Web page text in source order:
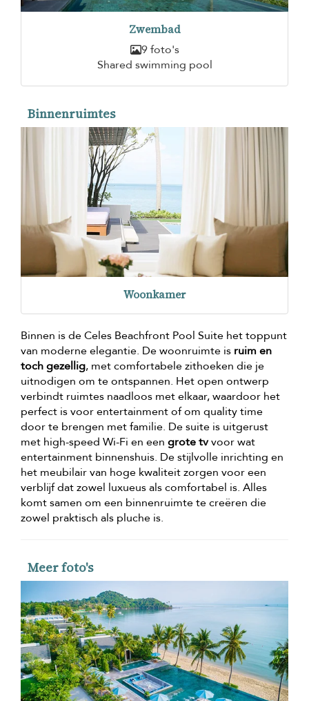
Zwembad
9 foto's
Shared swimming pool
Binnenruimtes
Woonkamer
Binnen is de Celes Beachfront Pool Suite het toppunt
van moderne elegantie. De woonruimte is ruim en
toch gezellig, met comfortabele zithoeken die je
uitnodigen om te ontspannen. Het open ontwerp
verbindt ruimtes naadloos met elkaar, waardoor het
perfect is voor entertainment of om quality time
door te brengen met familie. De suite is uitgerust
met high-speed Wi-Fi en een grote tvvoor wat
entertainment binnenshuis. De stijlvolle inrichting en
het meubilair van hoge kwaliteit zorgen voor een
verblijf dat zowel luxueus als comfortabel is. Alles
komt samen om een binnenruimte te creëren die
zowel praktisch als pluche is.
Meer foto's